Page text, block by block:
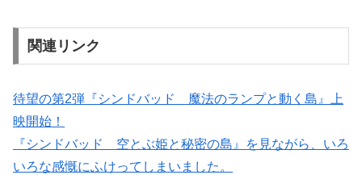
関連リンク
待望の第2弾『シンドバッド 魔法のランプと動く島』上
映開始！
『シンドバッド 空とぶ姫と秘密の島』を見ながら、いろ
いろな感慨にふけってしまいました。